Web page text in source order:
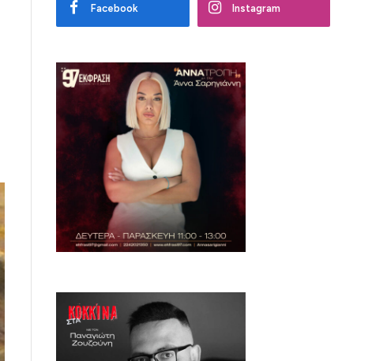
Facebook Instagram